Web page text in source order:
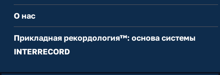
О нас
Прикладная рекордология™: основа системы
INTERRECORD